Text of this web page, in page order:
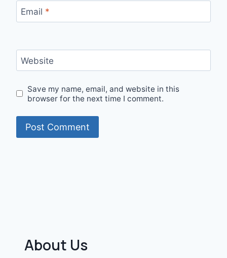
Email *
Website
Save my name, email, and website in this
browser for the next time I comment.
About Us